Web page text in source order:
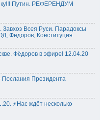
Путин. РЕФЕРЕНДУМ
Завхоз Всея Руси. Парадоксы
Федоров, Конституция
Фёдоров в эфире! 12.04.20
Президента
⚡️Нас ждёт несколько